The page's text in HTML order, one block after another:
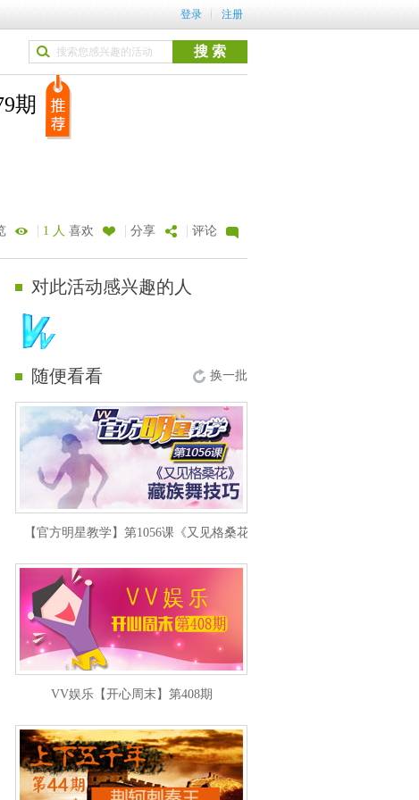
登录 注册
期
| 1 人 喜欢 | 分享 | 评论
对此活动感兴趣的人
随便看看 换一批
【官方明星教学】第1056课《又见格桑花》藏族舞技巧
VV娱乐【开心周末】第408期